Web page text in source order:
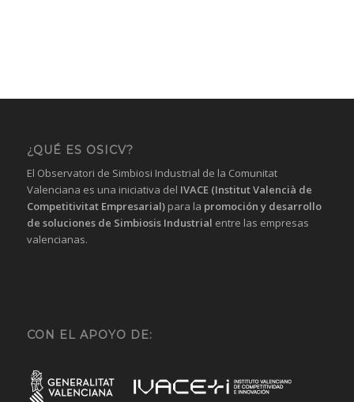
¿QUÉ ES OSICV?
El Observatori de Simbiosi Industrial de la Comunitat
Valenciana es una iniciativa del IVACE (Institut Valencià de
Competitivitat Empresarial)para la promoción y desarrollo
de soluciones de Simbiosis Industrial entre las empresas
valencianas.
CON EL APOYO DE: